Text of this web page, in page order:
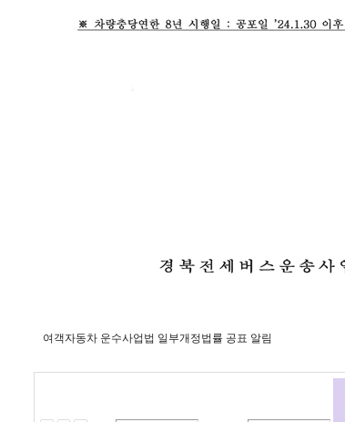
여객자동차 운수사업법 일부개정법률 공표 알림